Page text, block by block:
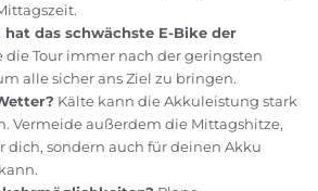
das schwächste E-Bike der
die Tour immer nach der geringsten
alle sicher ans Ziel zu bringen.
Kälte kann die Akkuleistung stark
Vermeide außerdem die Mittagshitze,
dich, sondern auch für deinen Akku